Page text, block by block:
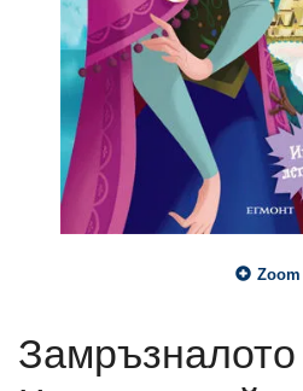
Zoom
Замръзналото